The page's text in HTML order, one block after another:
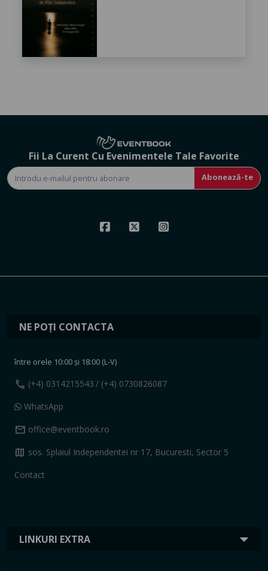
Fii La Curent Cu Evenimentele Tale Favorite
Abonează-te
LINKURI EXTRA
NE POȚI CONTACTA
între orele 10:00 și 18:00 (L-V)
call (+4) 0314215543 / (+4) 0730826087
WhatsApp
mail office@eventbook.ro
map sos. Splaiul Independentei nr 17, Bucuresti, Sector 5
Contact